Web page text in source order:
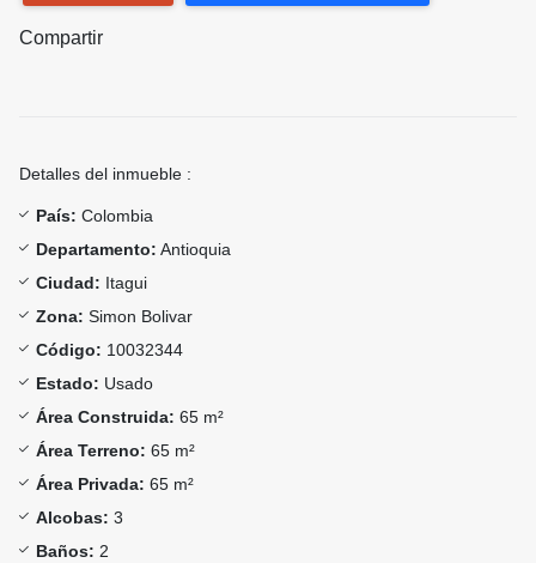
Compartir
Detalles del inmueble :
País: Colombia
Departamento: Antioquia
Ciudad: Itagui
Zona: Simon Bolivar
Código: 10032344
Estado: Usado
Área Construida: 65 m²
Área Terreno: 65 m²
Área Privada: 65 m²
Alcobas: 3
Baños: 2